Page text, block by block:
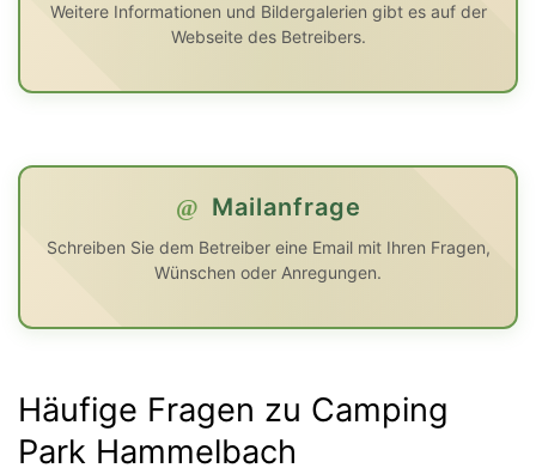
Weitere Informationen und Bildergalerien gibt es auf der
Webseite des Betreibers.
Mailanfrage
Schreiben Sie dem Betreiber eine Email mit Ihren Fragen,
Wünschen oder Anregungen.
Häufige Fragen zu Camping
Park Hammelbach